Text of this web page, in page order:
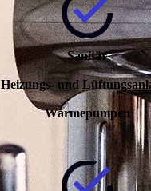
Sanitär
Heizungs- und
Wärmepumpen